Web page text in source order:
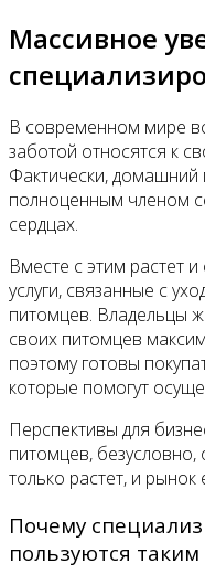
Массивное
В современном мире
заботой относятся к
Фактически, домашний
полноценным членом
сердцах.
Вместе с этим растет
услуги, связанные с
питомцев. Владельцы
своих питомцев
поэтому готовы
которые помогут
Перспективы для
питомцев, безусловно,
только растет, и
Почему
пользуются таким